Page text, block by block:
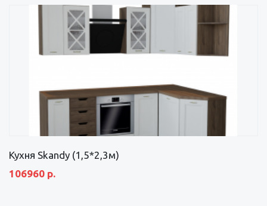
Кухня Skandy (1,5*2,3м)
106960 р.